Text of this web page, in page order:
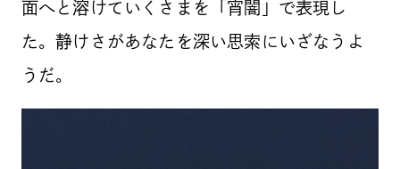
面へと溶けていくさまを「宵闇」で表現し
た。静けさがあなたを深い思索にいざなうよ
うだ。